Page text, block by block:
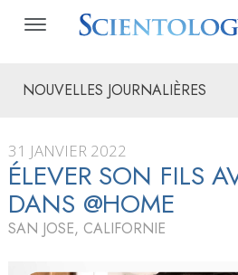
NOUVELLES JOURNALIÈRES
31 JANVIER 2022
ÉLEVER SON FILS
DANS @HOME
SAN JOSE, CALIFORNIE